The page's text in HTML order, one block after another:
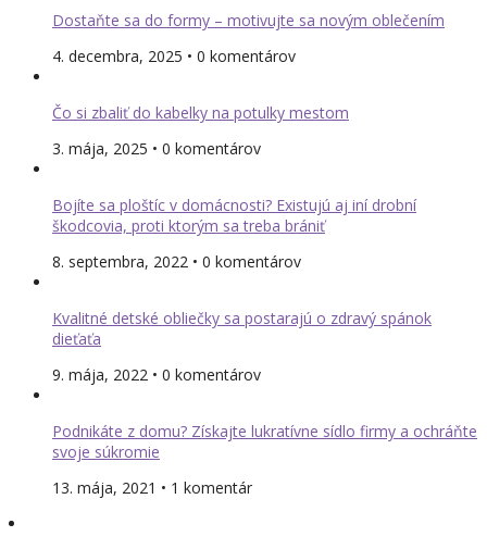
Dostaňte sa do formy – motivujte sa novým oblečením
4. decembra, 2025 • 0 komentárov
Čo si zbaliť do kabelky na potulky mestom
3. mája, 2025 • 0 komentárov
Bojíte sa ploštíc v domácnosti? Existujú aj iní drobní
škodcovia, proti ktorým sa treba brániť
8. septembra, 2022 • 0 komentárov
Kvalitné detské obliečky sa postarajú o zdravý spánok
dieťaťa
9. mája, 2022 • 0 komentárov
Podnikáte z domu? Získajte lukratívne sídlo firmy a ochráňte
svoje súkromie
13. mája, 2021 • 1 komentár